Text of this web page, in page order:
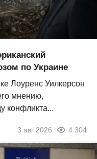
по Украине
Лоуренс Уилкерсон
мнению,
конфликта...
3 авг 2026 4 304